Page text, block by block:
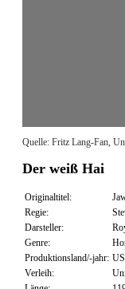
Quelle: Fritz Lang-Fan,
Der weiß Hai
Originaltitel:
Regie:
Darsteller:
Genre:
Produktionsland/-jahr:
Verleih: